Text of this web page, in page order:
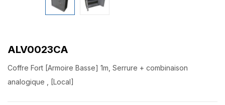
ALV0023CA
Coffre Fort [Armoire Basse] 1m, Serrure + combinaison
analogique , [Local]